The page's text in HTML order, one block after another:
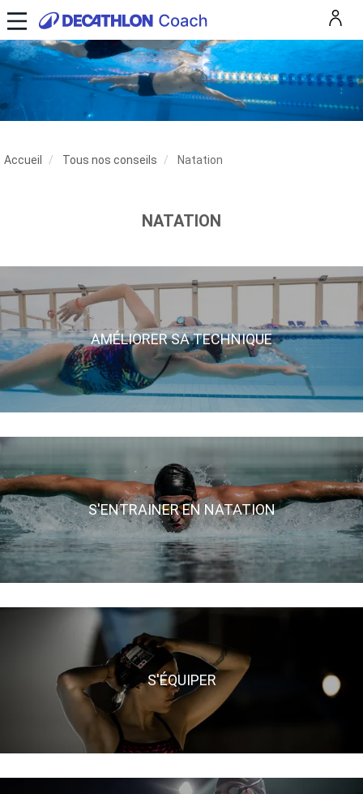
Accueil Tous nos conseils Natation
NATATION
AMÉLIORER SA TECHNIQUE
S'ENTRAINER EN NATATION
S'ÉQUIPER